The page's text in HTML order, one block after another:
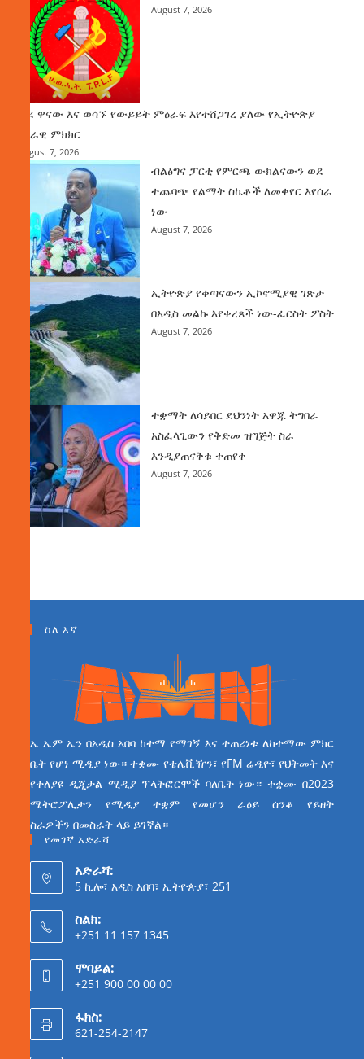
August 7, 2026
ወደ ዋናው እና ወሳኙ የውይይት ምዕራፍ እየተሸጋገረ ያለው የኢትዮጵያ
ሀገራዊ ምክክር
August 7, 2026
ብልፅግና ፓርቲ የምርጫ ውክልናውን ወደ
ተጨባጭ የልማት ስኬቶች ለመቀየር እየሰራ
ነው
August 7, 2026
ኢትዮጵያ የቀጣናውን ኢኮኖሚያዊ ገጽታ
በአዲስ መልኩ እየቀረጸች ነው-ፈርስት ፖስት
August 7, 2026
ተቋማት ለሳይበር ደህንነት አዋጁ ትግበራ
አስፈላጊውን የቅድመ ዝግጅት ስራ
እንዲያጠናቅቁ ተጠየቀ
August 7, 2026
ስለ እኛ
ኤ ኤም ኤን በአዲስ አበባ ከተማ የማገኝ እና ተጠሪነቱ ለከተማው ምክር
ቤት የሆነ ሚዲያ ነው። ተቋሙ የቴሌቪዥን፣ የFM ሬዲዮ፣ የህትመት እና
የተለያዩ ዲጂታል ሚዲያ ፕላትፎርሞች ባለቤት ነው። ተቋሙ በ2023
ሜትሮፖሊታን የሚዲያ ተቋም የመሆን ራዕይ ሰንቆ የይዘት
ስራዎችን በመስራት ላይ ይገኛል።
የመገኛ አድራሻ
አድራሻ:
5 ኪሎ፣ አዲስ አበባ፣ ኢትዮጵያ፣ 251
ስልክ:
+251 11 157 1345
ሞባይል:
+251 900 00 00 00
ፋክስ:
621-254-2147